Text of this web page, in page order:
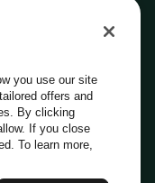
you use our site
offers and
By clicking
If you close
To learn more,